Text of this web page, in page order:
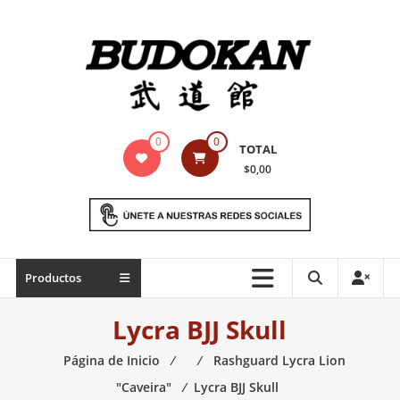
Indumentaria
marciales
Todo
necesario
0 0 TOTAL
$0,00
Productos
Lycra BJJ Skull
Página de Inicio ⁄ ⁄
Rashguard Lycra Lion
"Caveira"
⁄ Lycra BJJ Skull